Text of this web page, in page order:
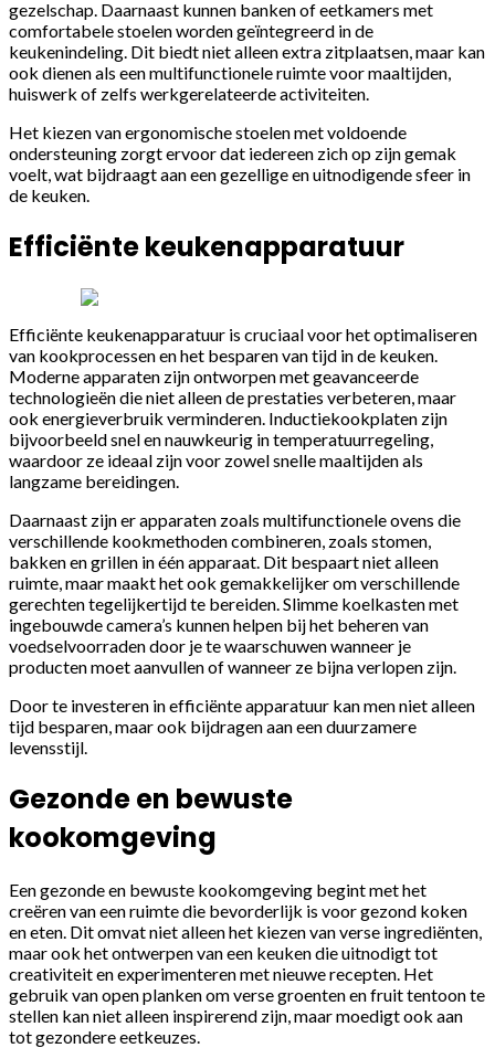
gezelschap. Daarnaast kunnen banken of eetkamers met
comfortabele stoelen worden geïntegreerd in de
keukenindeling. Dit biedt niet alleen extra zitplaatsen, maar kan
ook dienen als een multifunctionele ruimte voor maaltijden,
huiswerk of zelfs werkgerelateerde activiteiten.
Het kiezen van ergonomische stoelen met voldoende
ondersteuning zorgt ervoor dat iedereen zich op zijn gemak
voelt, wat bijdraagt aan een gezellige en uitnodigende sfeer in
de keuken.
Efficiënte keukenapparatuur
Efficiënte keukenapparatuur is cruciaal voor het optimaliseren
van kookprocessen en het besparen van tijd in de keuken.
Moderne apparaten zijn ontworpen met geavanceerde
technologieën die niet alleen de prestaties verbeteren, maar
ook energieverbruik verminderen. Inductiekookplaten zijn
bijvoorbeeld snel en nauwkeurig in temperatuurregeling,
waardoor ze ideaal zijn voor zowel snelle maaltijden als
langzame bereidingen.
Daarnaast zijn er apparaten zoals multifunctionele ovens die
verschillende kookmethoden combineren, zoals stomen,
bakken en grillen in één apparaat. Dit bespaart niet alleen
ruimte, maar maakt het ook gemakkelijker om verschillende
gerechten tegelijkertijd te bereiden. Slimme koelkasten met
ingebouwde camera’s kunnen helpen bij het beheren van
voedselvoorraden door je te waarschuwen wanneer je
producten moet aanvullen of wanneer ze bijna verlopen zijn.
Door te investeren in efficiënte apparatuur kan men niet alleen
tijd besparen, maar ook bijdragen aan een duurzamere
levensstijl.
Gezonde en bewuste
kookomgeving
Een gezonde en bewuste kookomgeving begint met het
creëren van een ruimte die bevorderlijk is voor gezond koken
en eten. Dit omvat niet alleen het kiezen van verse ingrediënten,
maar ook het ontwerpen van een keuken die uitnodigt tot
creativiteit en experimenteren met nieuwe recepten. Het
gebruik van open planken om verse groenten en fruit tentoon te
stellen kan niet alleen inspirerend zijn, maar moedigt ook aan
tot gezondere eetkeuzes.